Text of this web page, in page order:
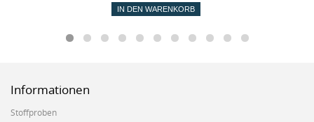
IN DEN WARENKORB
Informationen
Stoffproben